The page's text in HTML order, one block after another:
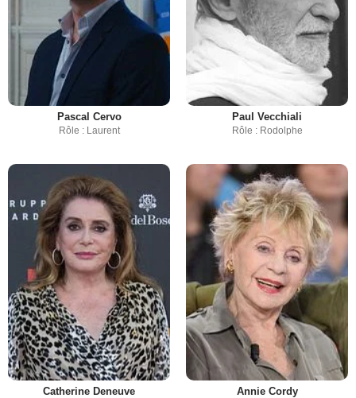
Pascal Cervo
Rôle : Laurent
Paul Vecchiali
Rôle : Rodolphe
Catherine Deneuve Annie Cordy